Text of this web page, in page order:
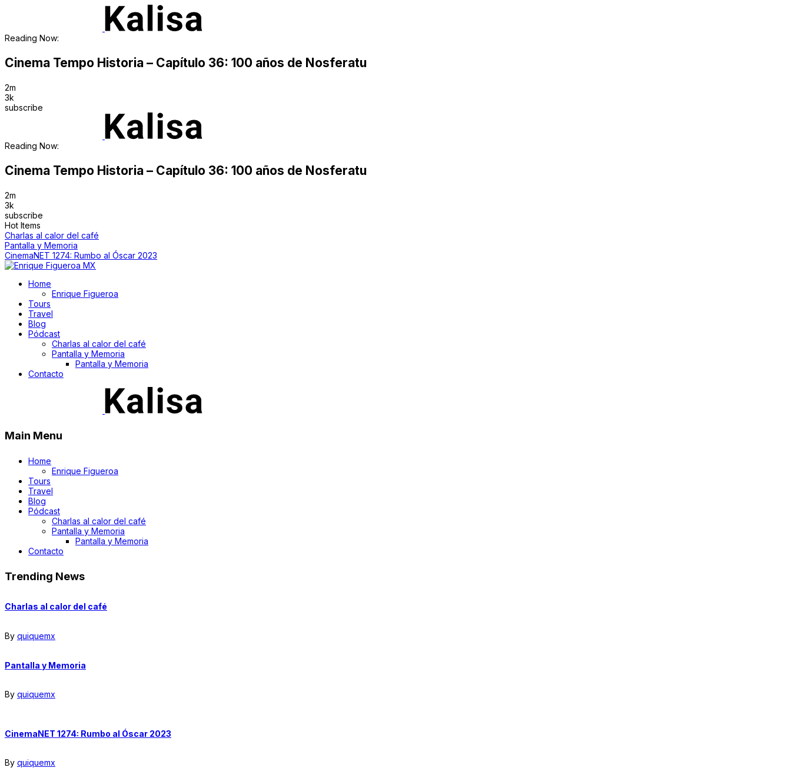
Reading Now:
Cinema Tempo Historia – Capítulo 36: 100 años de Nosferatu
2m
3k
subscribe
Reading Now:
Cinema Tempo Historia – Capítulo 36: 100 años de Nosferatu
2m
3k
subscribe
Hot Items
Charlas al calor del café
Pantalla y Memoria
CinemaNET 1274: Rumbo al Óscar 2023
Home
Enrique Figueroa
Tours
Travel
Blog
Pódcast
Charlas al calor del café
Pantalla y Memoria
Pantalla y Memoria
Contacto
Main Menu
Home
Enrique Figueroa
Tours
Travel
Blog
Pódcast
Charlas al calor del café
Pantalla y Memoria
Pantalla y Memoria
Contacto
Trending News
Charlas al calor del café
By quiquemx
Pantalla y Memoria
By quiquemx
CinemaNET 1274: Rumbo al Óscar 2023
By quiquemx